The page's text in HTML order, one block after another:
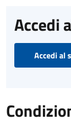
Accedi
Accedi al